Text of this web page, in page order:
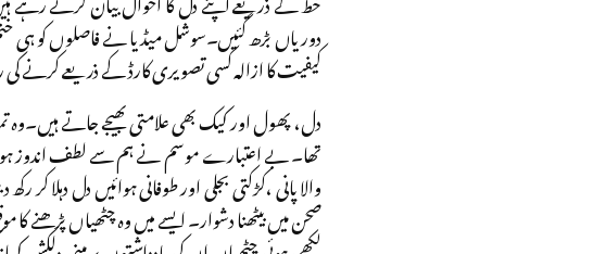
دوریاں بڑھ گئیں۔سوشل میڈیا نے فاصلوں کو ہی
کیفیت کا ازالہ کسی تصویری کارڈ کے ذریعے کرنے
دل، پھول اور کیک بھی علامتی بھیجے جاتے
تھا۔ بے اعتبارے موسم نے ہم سے لطف اندوز
والا پانی ،کڑکتی بجلی اور طوفانی ہوائیں دل دہلا
صحن میں بیٹھنا دشوار۔ ایسے میں وہ چٹھیاں پڑھنے